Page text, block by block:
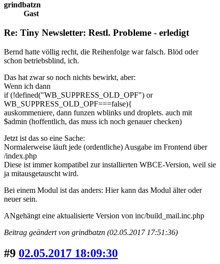
grindbatzn
Gast
Re: Tiny Newsletter: Restl. Probleme - erledigt
Bernd hatte völlig recht, die Reihenfolge war falsch. Blöd oder
schon betriebsblind, ich.
Das hat zwar so noch nichts bewirkt, aber:
Wenn ich dann
if (!defined("WB_SUPPRESS_OLD_OPF") or
WB_SUPPRESS_OLD_OPF===false){
auskommeniere, dann funzen wblinks und droplets. auch mit
$admin (hoffentlich, das muss ich noch genauer checken)
Jetzt ist das so eine Sache:
Normalerweise läuft jede (ordentliche) Ausgabe im Frontend über
/index.php
Diese ist immer kompatibel zur installierten WBCE-Version, weil sie
ja mitausgetauscht wird.
Bei einem Modul ist das anders: Hier kann das Modul älter oder
neuer sein.
ANgehängt eine aktualisierte Version von inc/build_mail.inc.php
Beitrag geändert von grindbatzn (02.05.2017 17:51:36)
#9 02.05.2017 18:09:30